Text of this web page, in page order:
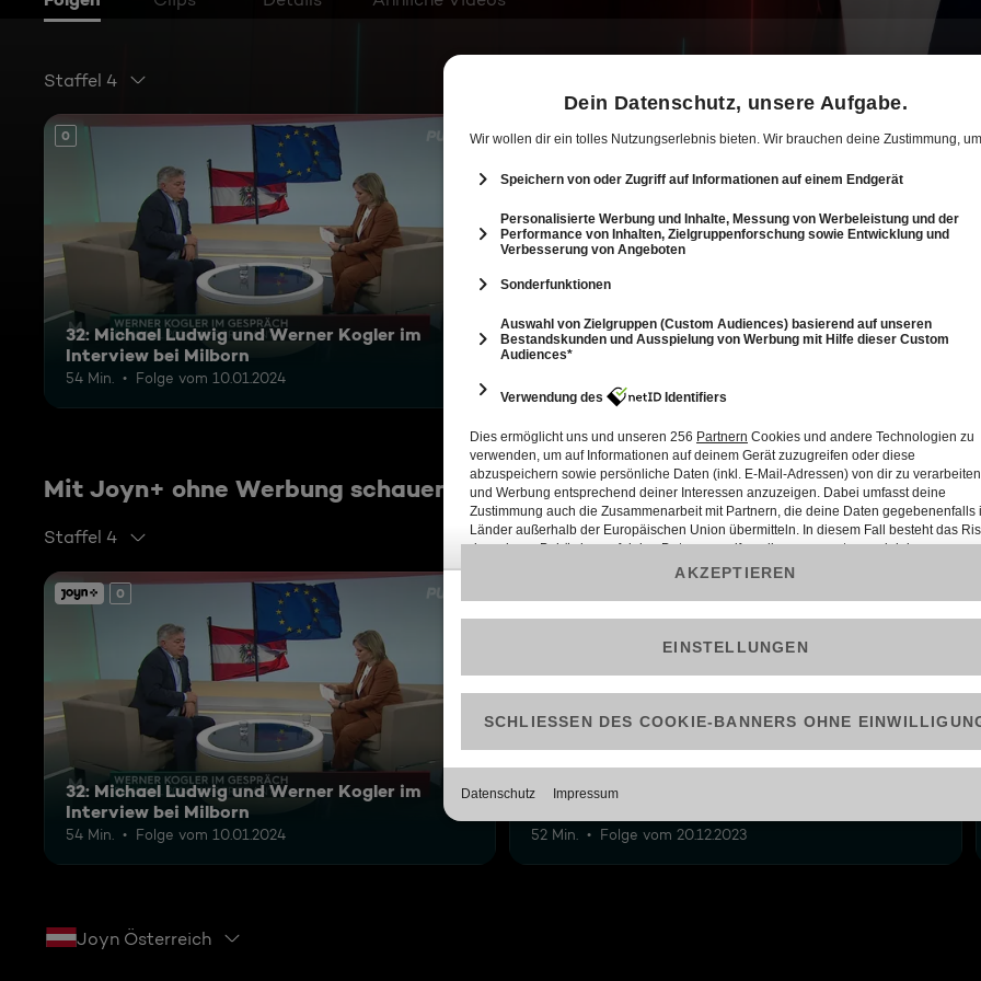
Staffel 4
0
32: Michael Ludwig und Werner Kogler im
Interview bei Milborn
54 Min. Folge vom 10.01.2024
0
31: Alma Zadić und Florin Tursky im Interview
bei Milborn
Mit Joyn+ ohne Werbung schauen
Staffel 4
0
32: Michael Ludwig und Werner Kogler im
Interview bei Milborn
54 Min. Folge vom 10.01.2024
31: Alma Zadić und Florin Tursky im Interview
52 Min. Folge vom 20.12.2023
Joyn Österreich